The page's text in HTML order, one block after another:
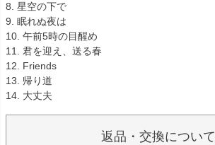
8. 星空の下で
9. 眠れぬ夜は
10. 午前5時の目醒め
11. 君を迎え、送る春
12. Friends
13. 帰り道
14. 大丈夫
返品・交換について